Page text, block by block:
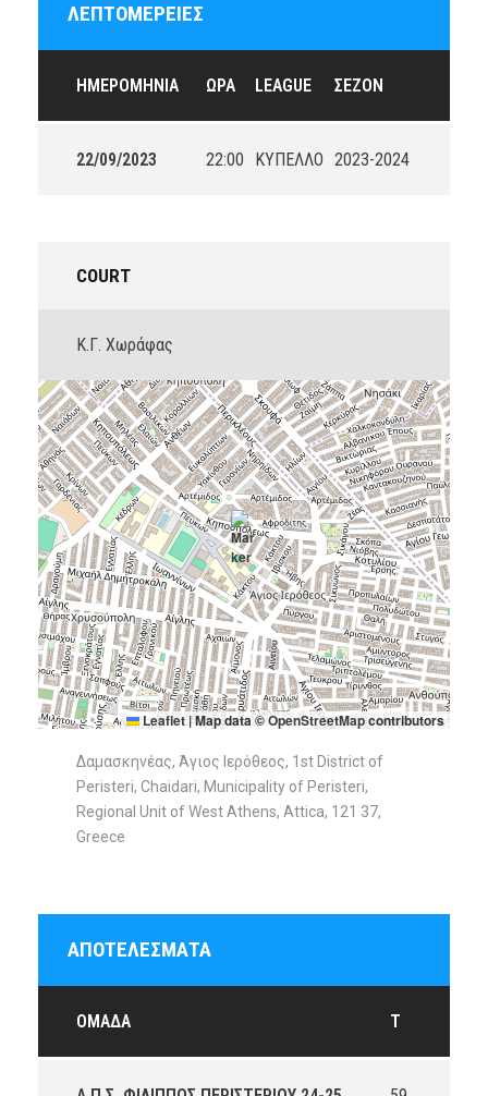
ΛΕΠΤΟΜΈΡΕΙΕΣ
ΗΜΕΡΟΜΗΝΊΑ ΏΡΑ LEAGUE ΣΕΖΌΝ
22/09/2023 22:00 ΚΥΠΕΛΛΟ 2023-2024
COURT
Κ.Γ. Χωράφας
Leaflet |Map data ©OpenStreetMapcontributors
Δαμασκηνέας, Άγιος Ιερόθεος, 1st District of
Peristeri, Chaidari, Municipality of Peristeri,
Regional Unit of West Athens, Attica, 121 37,
Greece
ΑΠΟΤΕΛΈΣΜΑΤΑ
ΟΜΆΔΑ T